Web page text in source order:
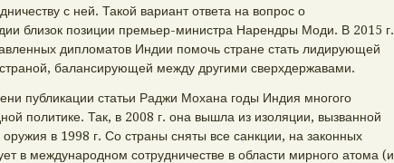
с ней. Такой вариант ответа на вопрос о
близок позиции премьер-министра Нарендры Моди. В 2015 г.
дипломатов Индии помочь стране стать лидирующей
балансирующей между другими сверхдержавами.
публикации статьи Раджи Мохана годы Индия многого
политике. Так, в 2008 г. она вышла из изоляции, вызванной
в 1998 г. Со страны сняты все санкции, на законных
в международном сотрудничестве в области мирного атома (и